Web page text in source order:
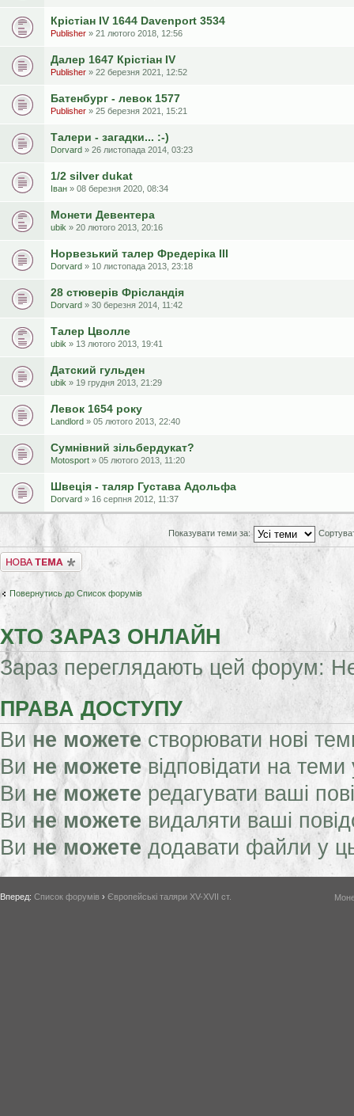
Крістіан IV 1644 Davenport 3534
Publisher » 21 лютого 2018, 12:56
Далер 1647 Крістіан IV
Publisher » 22 березня 2021, 12:52
Батенбург - левок 1577
Publisher » 25 березня 2021, 15:21
Талери - загадки... :-)
Dorvard » 26 листопада 2014, 03:23
1/2 silver dukat
Іван » 08 березня 2020, 08:34
Монети Девентера
ubik » 20 лютого 2013, 20:16
Норвезький талер Фредеріка III
Dorvard » 10 листопада 2013, 23:18
28 cтюверів Фрісландія
Dorvard » 30 березня 2014, 11:42
Талер Цволле
ubik » 13 лютого 2013, 19:41
Датский гульден
ubik » 19 грудня 2013, 21:29
Левок 1654 року
Landlord » 05 лютого 2013, 22:40
Сумнівний зільбердукат?
Motosport » 05 лютого 2013, 11:20
Швеція - таляр Густава Адольфа
Dorvard » 16 серпня 2012, 11:37
Показувати теми за:
Створити нову тему
Повернутись до Список форумів
ХТО ЗАРАЗ ОНЛАЙН
Зараз переглядають цей форум:
ПРАВА ДОСТУПУ
Вине можетестворювати нові
Ви не можете відповідати на
Ви не можете редагувати ваші
Вине можете видаляти ваші
Ви не можете додавати файли у
Вперед: Список форумів › Європейські таляри XV-XVII ст.